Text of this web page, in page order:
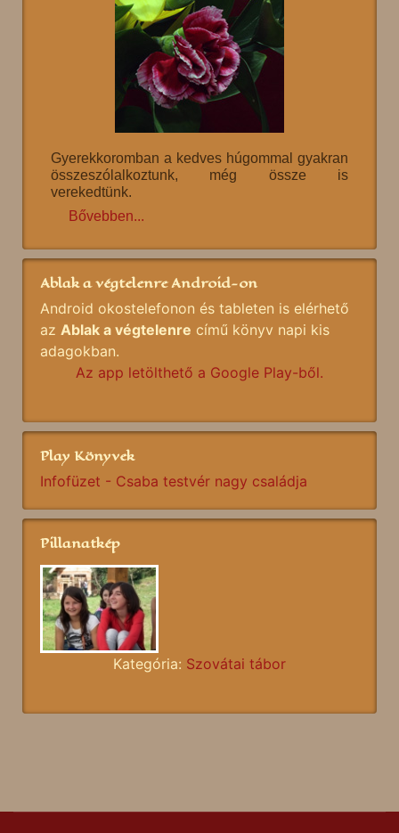
Gyerekkoromban a kedves húgommal gyakran
összeszólalkoztunk, még össze is
verekedtünk.
Bővebben...
Ablak a végtelenre Android-on
Android okostelefonon és tableten is elérhető
az Ablak a végtelenre című könyv napi kis
adagokban.
Az app letölthető a Google Play-ből.
Play Könyvek
Infofüzet - Csaba testvér nagy családja
Pillanatkép
Kategória: Szovátai tábor